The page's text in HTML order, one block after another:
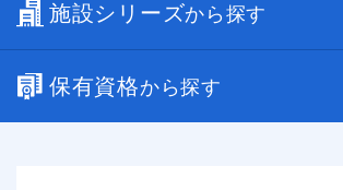
施設シリーズから探す
保有資格から探す